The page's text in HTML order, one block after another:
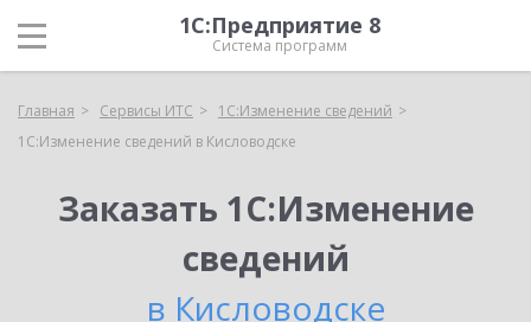
1С:Предприятие 8
Система программ
Главная Сервисы ИТС
1С:Изменение сведений
1С:Изменение сведений в Кисловодске
Заказать 1С:Изменение
сведений
в Кисловодске